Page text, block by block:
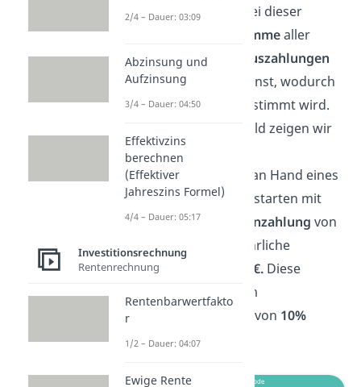
Öfteren begegnen. Bei dieser
Summealler
künftigen Ein-
Auszahlungen
der Investition abgezinst, wodurch
der Nettobarwert
bestimmt wird.
Auf dem folgenden Bild zeigen wir
dir den Verlauf der
Kapitalwertmethode an Hand eines
Rechenbeispiels.
Wir starten mit
eineranfänglichen Einzahlung von
1.000€
und dann 5 jährliche
Zahlungen
100€. Diese
werden dann mit dem
Kalkulationszinssatz
von 10%
abgezinst.
2/4 – Dauer: 03:09
Abzinsung und
Aufzinsung
3/4 – Dauer: 04:50
Effektivzins
berechnen
(Effektiver
Jahreszins Formel)
4/4 – Dauer: 05:17
Investitionsrechnung
Rentenrechnung
Rentenbarwertfakto
r
1/2 – Dauer: 04:07
Ewige Rente